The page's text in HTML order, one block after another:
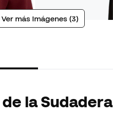
Ver más imágenes (3)
la Sudadera